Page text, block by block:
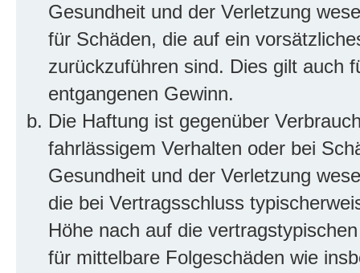
Gesundheit und der Verletzung
für Schäden, die auf ein
zurückzuführen sind. Dies gilt auch
entgangenen Gewinn.
Die Haftung ist gegenüber
fahrlässigem Verhalten oder bei
Gesundheit und der Verletzung
die bei Vertragsschluss
Höhe nach auf die
für mittelbare Folgeschäden wie